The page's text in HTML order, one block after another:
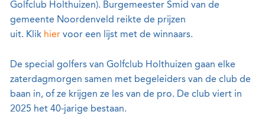
Golfclub Holthuizen). Burgemeester Smid van de
gemeente Noordenveld reikte de prijzen
uit. Klik hier voor een lijst met de winnaars.
De special golfers van Golfclub Holthuizen gaan elke
zaterdagmorgen samen met begeleiders van de club de
baan in, of ze krijgen ze les van de pro. De club viert in
2025 het 40-jarige bestaan.